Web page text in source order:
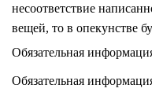
несоответствие
вещей, то в опекунстве
Обязательная
Обязательная